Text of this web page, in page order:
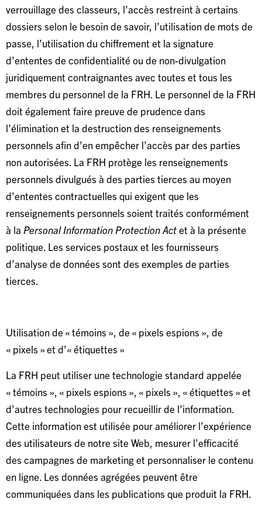
verrouillage des classeurs, l’accès restreint à certains
dossiers selon le besoin de savoir, l’utilisation de mots de
passe, l’utilisation du chiffrement et la signature
d’ententes de confidentialité ou de non-divulgation
juridiquement contraignantes avec toutes et tous les
membres du personnel de la FRH. Le personnel de la FRH
doit également faire preuve de prudence dans
l’élimination et la destruction des renseignements
personnels afin d’en empêcher l’accès par des parties
non autorisées. La FRH protège les renseignements
personnels divulgués à des parties tierces au moyen
d’ententes contractuelles qui exigent que les
renseignements personnels soient traités conformément
à la Personal Information Protection Actet à la présente
politique. Les services postaux et les fournisseurs
d’analyse de données sont des exemples de parties
tierces.
Utilisation de « témoins », de « pixels espions », de
« pixels » et d’« étiquettes »
La FRH peut utiliser une technologie standard appelée
« témoins », « pixels espions », « pixels », « étiquettes » et
d’autres technologies pour recueillir de l’information.
Cette information est utilisée pour améliorer l’expérience
des utilisateurs de notre site Web, mesurer l’efficacité
des campagnes de marketing et personnaliser le contenu
en ligne. Les données agrégées peuvent être
communiquées dans les publications que produit la FRH.